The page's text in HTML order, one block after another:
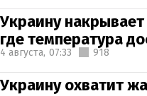
Украину
где температура
4 августа, 07:33 918
Украину охватит